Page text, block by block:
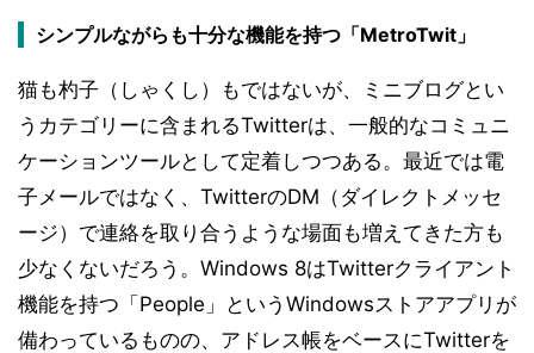
シンプルながらも十分な機能を持つ「MetroTwit」
猫も杓子（しゃくし）もではないが、ミニブログとい
うカテゴリーに含まれるTwitterは、一般的なコミュニ
ケーションツールとして定着しつつある。最近では電
子メールではなく、TwitterのDM（ダイレクトメッセ
ージ）で連絡を取り合うような場面も増えてきた方も
少なくないだろう。Windows 8はTwitterクライアント
機能を持つ「People」というWindowsストアアプリが
備わっているものの、アドレス帳をベースにTwitterを